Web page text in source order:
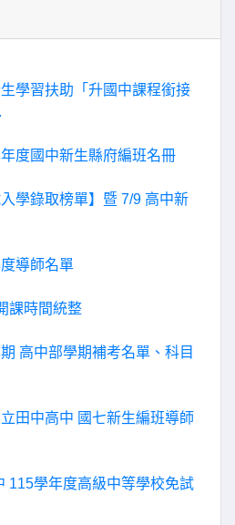
學習扶助「升國中課程銜接
年度國中新生縣府編班名冊
學錄取榜單】暨 7/9 高中新
導師名單
課時間統整
高中部學期補考名單、科目
田中高中 國七新生編班導師
115學年度高級中等學校免試